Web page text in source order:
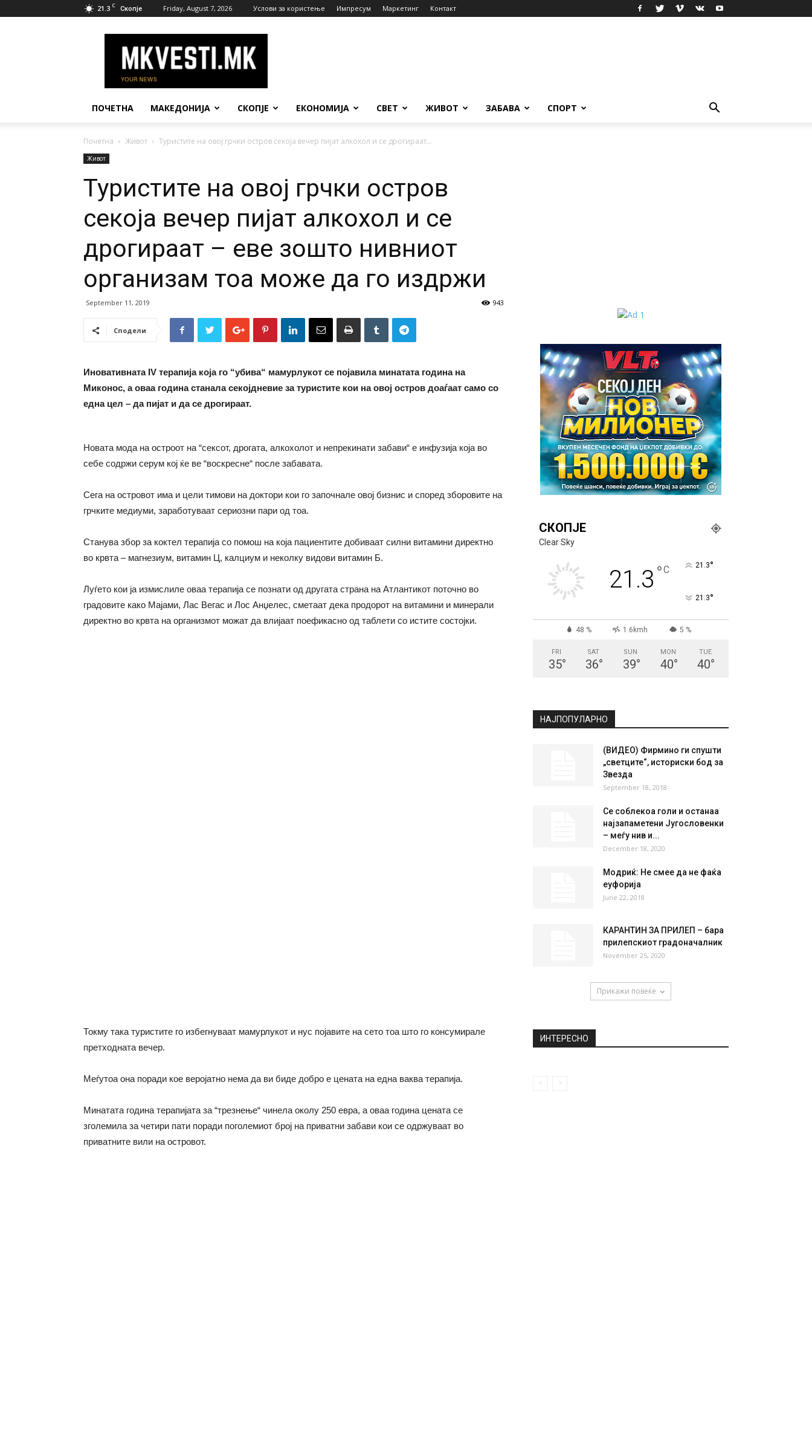
21.3 C Скопје Friday, August 7, 2026 Услови за користење Импресум Маркетинг Контакт
Вести
ПОЧЕТНА МАКЕДОНИЈА СКОПЈЕ ЕКОНОМИЈА СВЕТ ЖИВОТ ЗАБАВА СПОРТ
Почетна Живот Туристите на овој грчки остров секоја вечер пијат алкохол и се дрогираат...
Живот
Туристите на овој грчки остров
секоја вечер пијат алкохол и се
дрогираат – еве зошто нивниот
организам тоа може да го издржи
September 11, 2019 943
Сподели
Иновативната IV терапија која го “убива“ мамурлукот се појавила минатата година на
Миконос, а оваа година станала секојдневие за туристите кои на овој остров доаѓаат само со
една цел – да пијат и да се дрогираат.
Новата мода на остроот на “сексот, дрогата, алкохолот и непрекинати забави“ е инфузија која во
себе содржи серум кој ќе ве “воскресне“ после забавата.
Сега на островот има и цели тимови на доктори кои го започнале овој бизнис и според зборовите на
грчките медиуми, заработуваат сериозни пари од тоа.
Станува збор за коктел терапија со помош на која пациентите добиваат силни витамини директно
во крвта – магнезиум, витамин Ц, калциум и неколку видови витамин Б.
Луѓето кои ја измислиле оваа терапија се познати од другата страна на Атлантикот поточно во
градовите како Мајами, Лас Вегас и Лос Анџелес, сметаат дека продорот на витамини и минерали
директно во крвта на организмот можат да влијаат поефикасно од таблети со истите состојки.
Токму така туристите го избегнуваат мамурлукот и нус појавите на сето тоа што го консумирале
претходната вечер.
Меѓутоа она поради кое веројатно нема да ви биде добро е цената на една ваква терапија.
Минатата година терапијата за “трезнење“ чинела околу 250 евра, а оваа година цената се
зголемила за четири пати поради поголемиот број на приватни забави кои се одржуваат во
приватните вили на островот.
СКОПЈЕ
21.3
1.6kmh
39° 40° 40°
(ВИДЕО) Фирмино ги спушти
„светците“, историски бод за
September 18, 2018
Се соблекоа голи и останаа
December 18, 2020